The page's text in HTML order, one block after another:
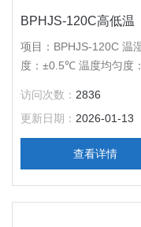
BPHJS-120C高低温
项目：BPHJS-120C
度：±0.5℃ 温度均匀度
外胆尺寸（mm）：
访问次数： 2836
更新日期： 2026-01-13
查看详情